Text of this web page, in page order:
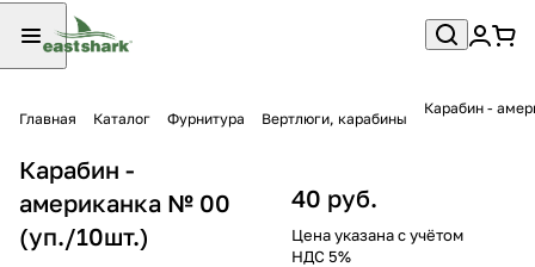
Главная Каталог Фурнитура Вертлюги, карабины
Карабин -
Карабин -
американка № 00
(уп./10шт.)
40 руб.
Цена указана с учётом
НДС 5%